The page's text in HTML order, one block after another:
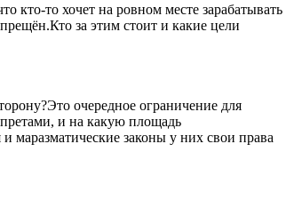
кто-то хочет на ровном месте зарабатывать
за этим стоит и какие цели
очередное ограничение для
и на какую площадь
маразматические законы у них свои права